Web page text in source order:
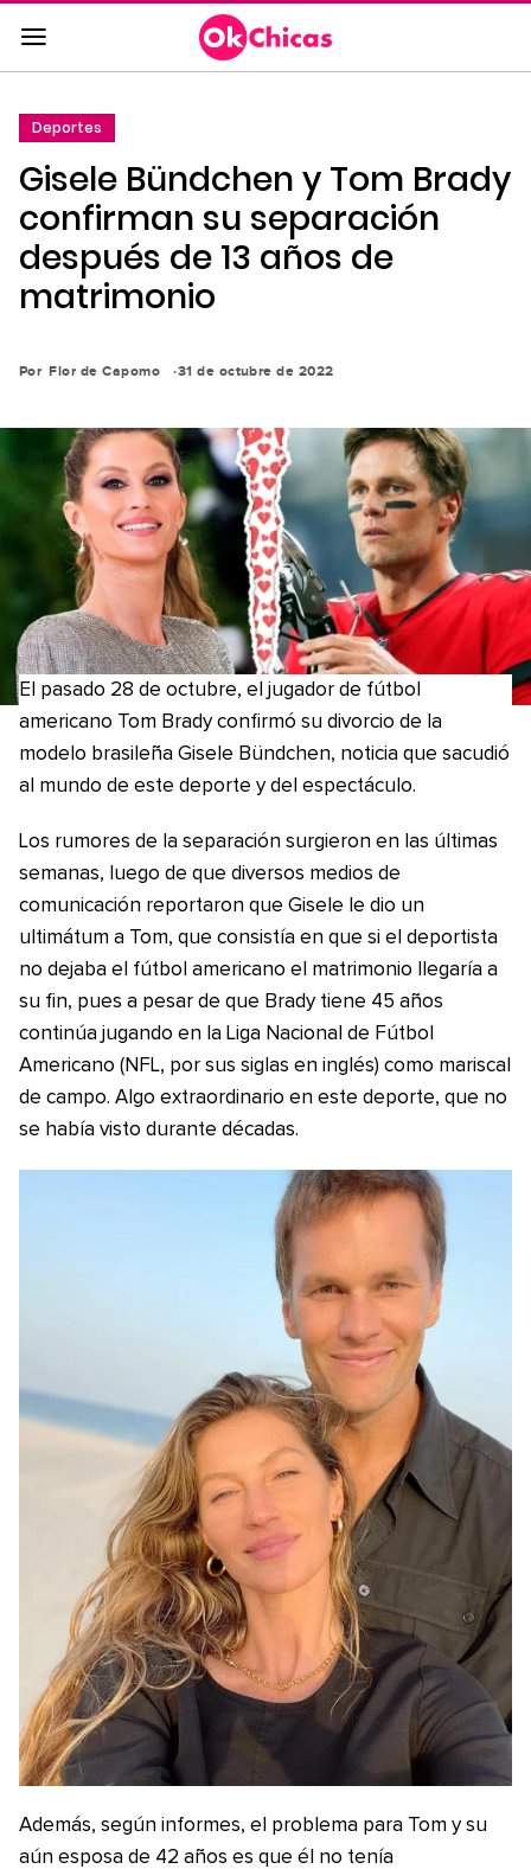
Saltar
al
contenido
a
la
navegación
principal
Deportes
Gisele Bündchen y Tom Brady
confirman su separación
después de 13 años de
matrimonio
Por Flor de Capomo 31 de octubre de 2022
El pasado 28 de octubre, el jugador de fútbol
americano Tom Brady confirmó su divorcio de la
modelo brasileña Gisele Bündchen, noticia que sacudió
al mundo de este deporte y del espectáculo.
Los rumores de la separación surgieron en las últimas
semanas, luego de que diversos medios de
comunicación reportaron que Gisele le dio un
ultimátum a Tom, que consistía en que si el deportista
no dejaba el fútbol americano el matrimonio llegaría a
su fin, pues a pesar de que Brady tiene 45 años
continúa jugando en la Liga Nacional de Fútbol
Americano (NFL, por sus siglas en inglés) como mariscal
de campo. Algo extraordinario en este deporte, que no
se había visto durante décadas.
Además, según informes, el problema para Tom y su
aún esposa de 42 años es que él no tenía